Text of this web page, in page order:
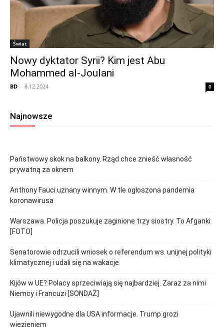
Świat
Nowy dyktator Syrii? Kim jest Abu
Mohammed al-Joulani
BD - 8.12.2024 0
Najnowsze
Państwowy skok na balkony. Rząd chce znieść własność
prywatną za oknem
Anthony Fauci uznany winnym. W tle ogłoszona pandemia
koronawirusa
Warszawa. Policja poszukuje zaginione trzy siostry. To Afganki
[FOTO]
Senatorowie odrzucili wniosek o referendum ws. unijnej polityki
klimatycznej i udali się na wakacje
Kijów w UE? Polacy sprzeciwiają się najbardziej. Zaraz za nimi
Niemcy i Francuzi [SONDAŻ]
Ujawnili niewygodne dla USA informacje. Trump grozi
więzieniem